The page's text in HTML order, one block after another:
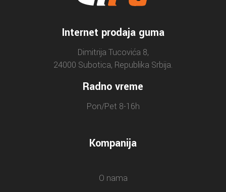
Internet prodaja guma
Dimitrija Tucovića 8,
24000 Subotica, Republika Srbija.
Radno vreme
Pon/Pet 8-16h
Kompanija
O nama